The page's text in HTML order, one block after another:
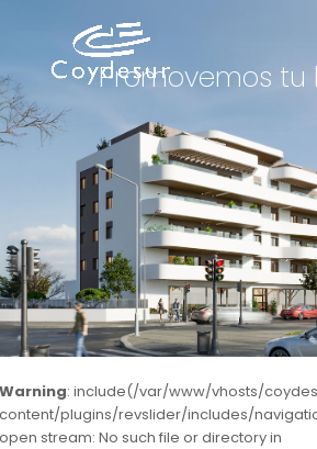
Promovemos tu
Warning: include(/var/www/vhosts/
content/plugins/revslider/includes/
open stream: No such file or directory in